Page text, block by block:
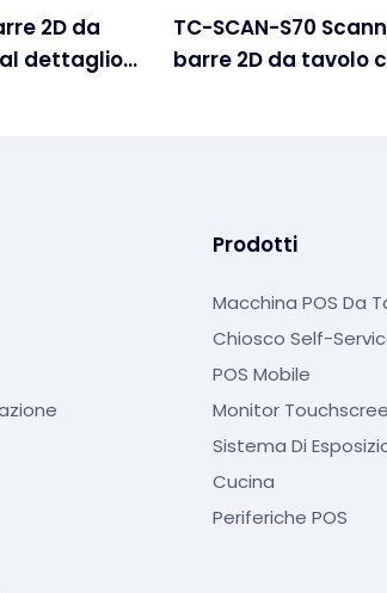
2D da
dettaglio
TC-SCAN-S70
barre 2D da tavolo
Prodotti
Macchina POS Da
Chiosco Self-
POS Mobile
Monitor
Sistema Di
Cucina
Periferiche POS